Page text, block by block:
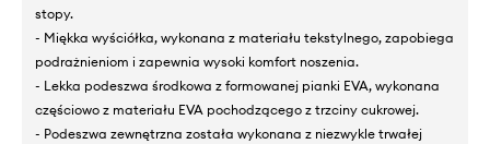
stopy.
- Miękka wyściółka, wykonana z materiału tekstylnego, zapobiega
podrażnieniom i zapewnia wysoki komfort noszenia.
- Lekka podeszwa środkowa z formowanej pianki EVA, wykonana
częściowo z materiału EVA pochodzącego z trzciny cukrowej.
- Podeszwa zewnętrzna została wykonana z niezwykle trwałej